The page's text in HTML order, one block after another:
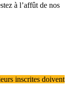
à l’affût de nos
inscrites doivent